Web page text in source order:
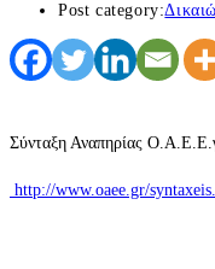
Post category:
Σύνταξη Αναπηρίας
http://www.oaee.gr/